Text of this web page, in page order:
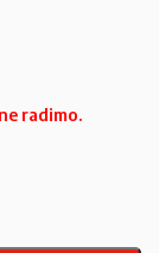
radimo.